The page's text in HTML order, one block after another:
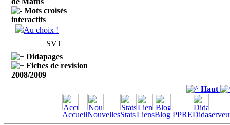
Mots croisés
interactifs
Au choix !
SVT
Didapages
Fiches de revision
2008/2009
Haut
AccueilNouvellesStatsLiensBlog PPRE